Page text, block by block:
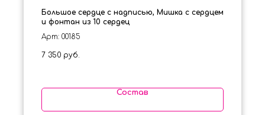
Большое сердце с надписью, Мишка с сердцем
и фонтан из 10 сердец
Арт: 00185
7 350 руб.
Состав